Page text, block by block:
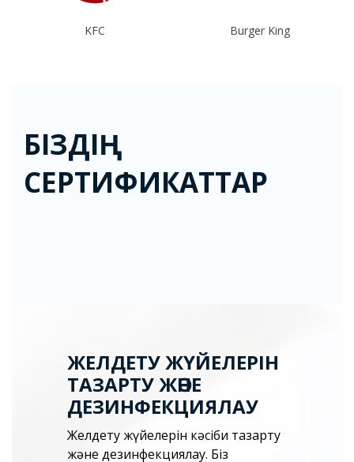
KFC Burger King
БІЗДІҢ
СЕРТИФИКАТТАР
ЖЕЛДЕТУ ЖҮЙЕЛЕРІН
ТАЗАРТУ ЖӘНЕ
ДЕЗИНФЕКЦИЯЛАУ
Желдету жүйелерін кәсіби тазарту
және дезинфекциялау. Біз